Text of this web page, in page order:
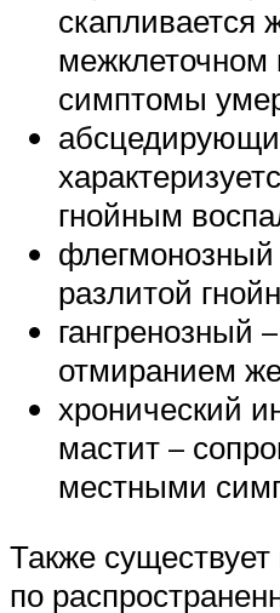
скапливается
межклеточном
симптомы
гнойным
разлитой
гангренозный
отмиранием
хронический
мастит –
местными
Также
по